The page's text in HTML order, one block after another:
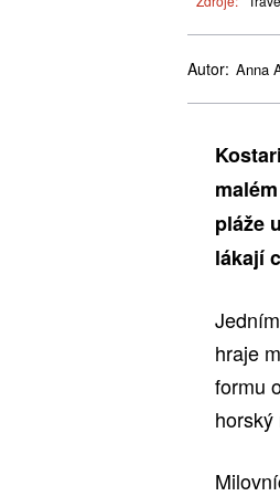
Autor: Anna
pláže
lákají
hraje
formu